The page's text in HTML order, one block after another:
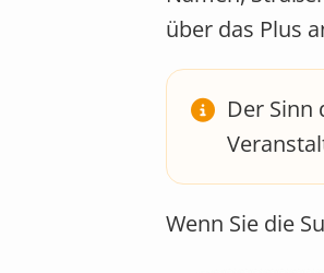
über das Plus
Der Sinn
Wenn Sie die